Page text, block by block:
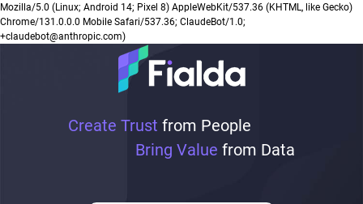
Create Trust from People
Bring Value from Data
Mozilla/5.0 (Linux; Android 14; Pixel 8) AppleWebKit/537.36 (KHTML, like Gecko)
Chrome/131.0.0.0 Mobile Safari/537.36; ClaudeBot/1.0;
+claudebot@anthropic.com)